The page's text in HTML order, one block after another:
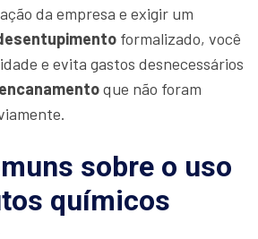
da empresa e exigir um
formalizado, você
e evita gastos desnecessários
que não foram
sobre o uso
químicos